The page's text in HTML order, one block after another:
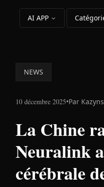
AI APP
NEWS
10 décembre 2025•Par
La Chine
Neuralink
cérébrale